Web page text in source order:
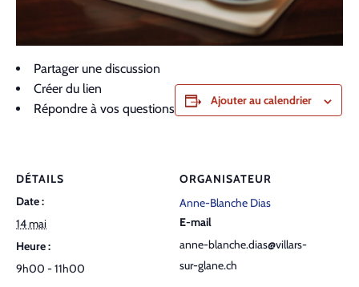
Partager une discussion
Créer du lien
Répondre à vos questions
Ajouter au calendrier
DÉTAILS
Date :
14 mai
Heure :
9h00 - 11h00
ORGANISATEUR
Anne-Blanche Dias
E-mail
anne-blanche.dias@villars-
sur-glane.ch